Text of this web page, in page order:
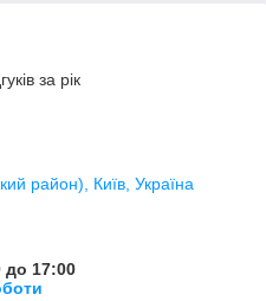
за рік
район), Київ, Україна
до 17:00